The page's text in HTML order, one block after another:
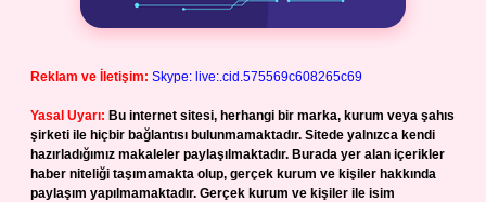
Reklam ve İletişim: Skype: live:.cid.575569c608265c69
Yasal Uyarı: Bu internet sitesi, herhangi bir marka, kurum veya şahıs
şirketi ile hiçbir bağlantısı bulunmamaktadır. Sitede yalnızca kendi
hazırladığımız makaleler paylaşılmaktadır. Burada yer alan içerikler
haber niteliği taşımamakta olup, gerçek kurum ve kişiler hakkında
paylaşım yapılmamaktadır. Gerçek kurum ve kişiler ile isim